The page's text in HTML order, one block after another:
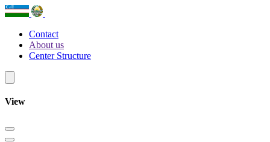
Contact
About us
Center Structure
View